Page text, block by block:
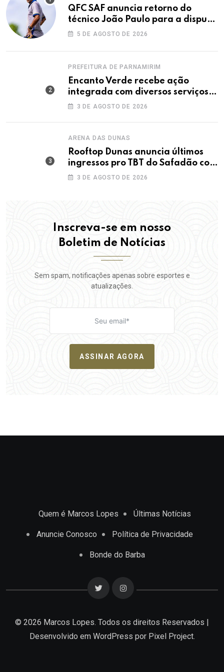
QFC SAF anuncia retorno do
técnico João Paulo para a disputa
da elite do Campeonato Potiguar
5 DE AGOSTO DE 2026
PREFEITURA DE PARNAMIRIM
Encanto Verde recebe ação
integrada com diversos serviços
gratuitos à população
3 DE AGOSTO DE 2026
ARENA DAS DUNAS
Rooftop Dunas anuncia últimos
ingressos pro TBT do Safadão com
virada de lote nesta terça (04)
3 DE AGOSTO DE 2026
Inscreva-se em nosso
Boletim de Notícias
Sem spam, notificações apenas sobre esportes e
atualizações.
ASSINAR AGORA
Quem é Marcos Lopes Últimas Notícias
Anuncie Conosco Política de Privacidade
Bonde do Barba
© 2026 Marcos Lopes. Todos os direitos Reservados |
Desenvolvido em WordPress por Pixel Project.